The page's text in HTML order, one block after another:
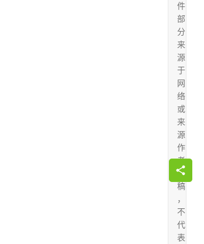
件
部
分
来
源
于
网
络
或
来
源
作
者
投
稿
，
不
代
表